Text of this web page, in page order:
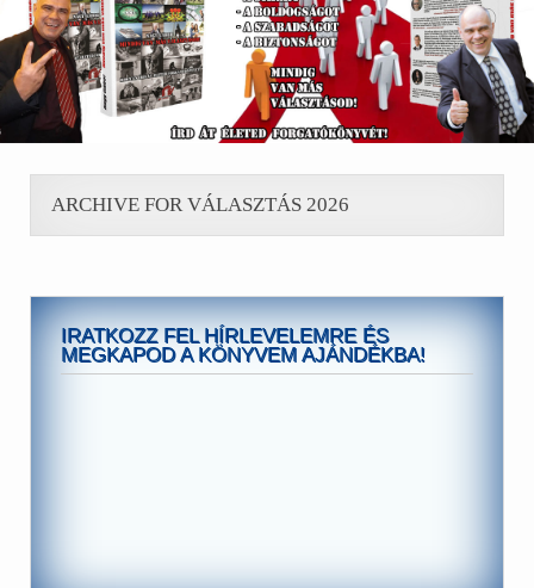
ARCHIVE FOR VÁLASZTÁS 2026
IRATKOZZ FEL HÍRLEVELEMRE ÉS
MEGKAPOD A KÖNYVEM AJÁNDÉKBA!